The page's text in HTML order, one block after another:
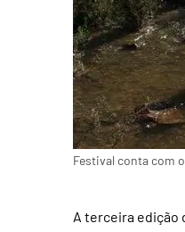
Festival conta com
A terceira edição